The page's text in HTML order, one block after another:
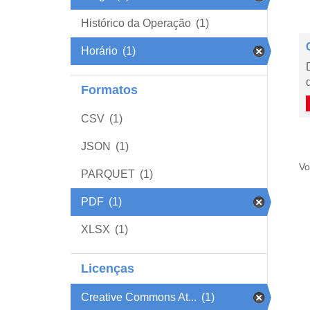
Histórico da Operação (1)
Horário (1)
Formatos
CSV (1)
JSON (1)
PARQUET (1)
PDF (1)
XLSX (1)
Licenças
Creative Commons At... (1)